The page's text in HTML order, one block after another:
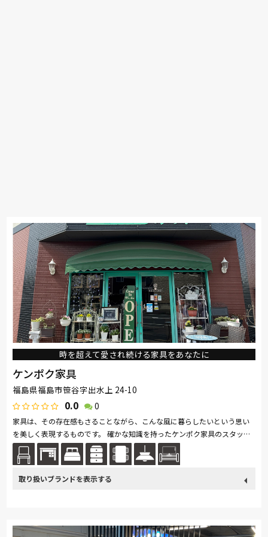
時を超えて愛され続ける家具をあなたに
ケンポク家具
福島県福島市笹谷字出水上 24-10
0.0 0
家具は、その存在感もさることながら、こんな風に暮らしたいという思い
を美しく表現するものです。 確かな知識を持ったケンポク家具のスタッフ
がご紹介するのは、人の心を和ませる温かさがある飴色のアンティーク家...
続きを読む
日本ベッド 小島工芸 綾野製作所 TEMPUR Stressless